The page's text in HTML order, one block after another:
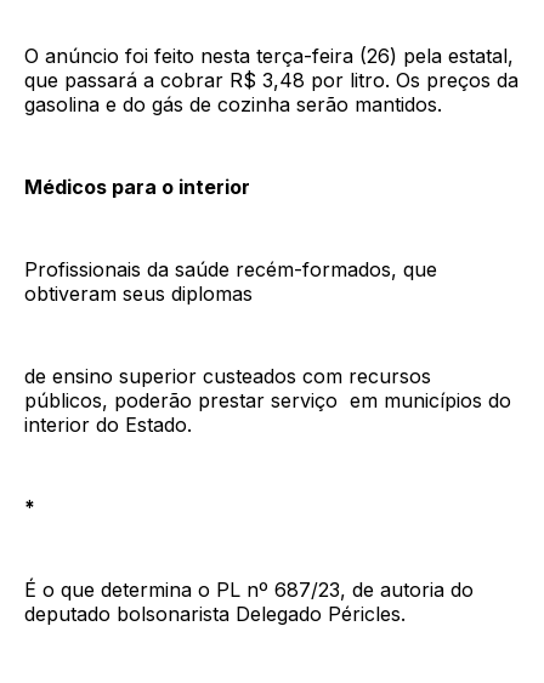
O anúncio foi feito nesta terça-feira (26) pela estatal,
que passará a cobrar R$ 3,48 por litro. Os preços da
gasolina e do gás de cozinha serão mantidos.
Médicos para o interior
Profissionais da saúde recém-formados, que
obtiveram seus diplomas
de ensino superior custeados com recursos
públicos, poderão prestar serviço em municípios do
interior do Estado.
*
É o que determina o PL nº 687/23, de autoria do
deputado bolsonarista Delegado Péricles.